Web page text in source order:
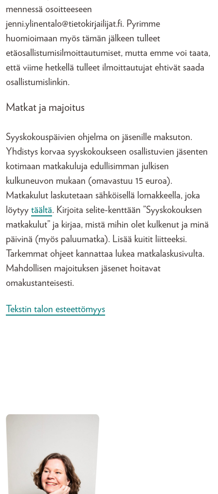
mennessä osoitteeseen
jenni.ylinentalo@tietokirjailijat.fi. Pyrimme
huomioimaan myös tämän jälkeen tulleet
etäosallistumisilmoittautumiset, mutta emme voi taata,
että viime hetkellä tulleet ilmoittautujat ehtivät saada
osallistumislinkin.
Matkat ja majoitus
Syyskokouspäivien ohjelma on jäsenille maksuton.
Yhdistys korvaa syyskokoukseen osallistuvien jäsenten
kotimaan matkakuluja edullisimman julkisen
kulkuneuvon mukaan (omavastuu 15 euroa).
Matkakulut laskutetaan sähköisellä lomakkeella, joka
löytyy täältä. Kirjoita selite-kenttään ”Syyskokouksen
matkakulut” ja kirjaa, mistä mihin olet kulkenut ja minä
päivinä (myös paluumatka). Lisää kuitit liitteeksi.
Tarkemmat ohjeet kannattaa lukea matkalaskusivulta.
Mahdollisen majoituksen jäsenet hoitavat
omakustanteisesti.
Tekstin talon esteettömyys